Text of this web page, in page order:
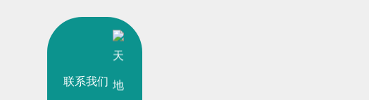
联系我们